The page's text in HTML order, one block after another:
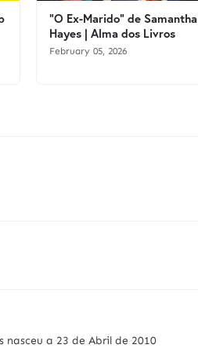
"O Ex-Marido" de Samantha
Hayes | Alma dos Livros
February 05, 2026
nasceu a 23 de Abril de 2010